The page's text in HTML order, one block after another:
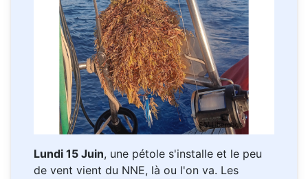
Lundi 15 Juin, une pétole s'installe et le peu
de vent vient du NNE, là ou l'on va. Les